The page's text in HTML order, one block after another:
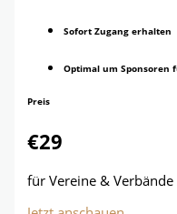
Sofort Zugang erhalten
Optimal um Sponsoren
Preis
€29
für Vereine & Verbände